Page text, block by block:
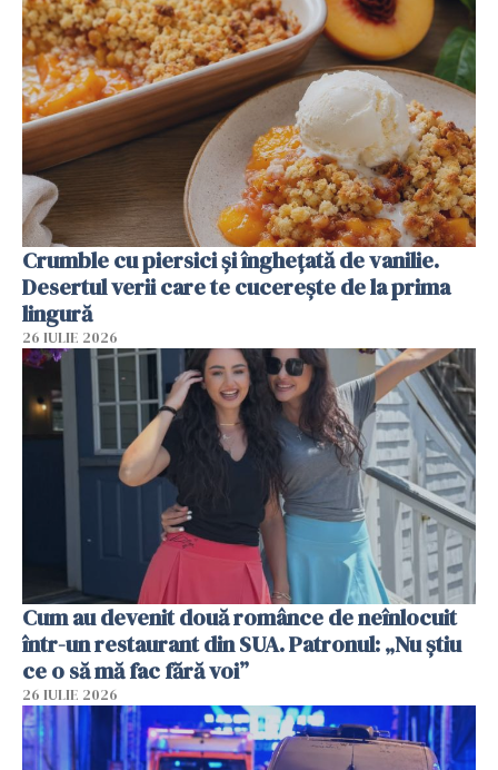
Crumble cu piersici și înghețată de vanilie.
Desertul verii care te cucerește de la prima
lingură
26 IULIE 2026
Cum au devenit două românce de neînlocuit
într-un restaurant din SUA. Patronul: „Nu știu
ce o să mă fac fără voi”
26 IULIE 2026